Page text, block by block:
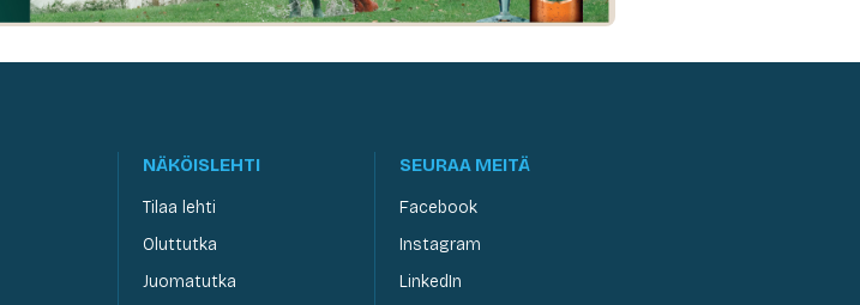
NÄKÖISLEHTI
Tilaa lehti
Oluttutka
Juomatutka
SEURAA MEITÄ
Facebook
Instagram
LinkedIn